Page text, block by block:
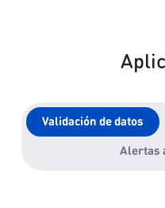
Validación de datos
Alertas